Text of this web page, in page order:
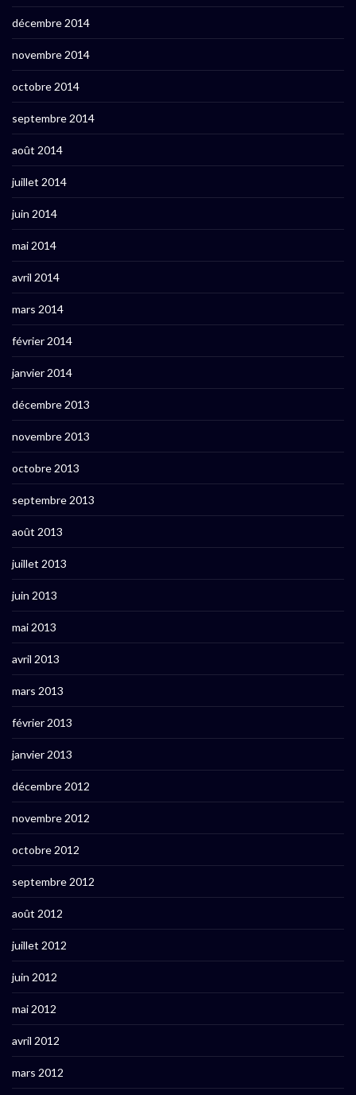
décembre 2014
novembre 2014
octobre 2014
septembre 2014
août 2014
juillet 2014
juin 2014
mai 2014
avril 2014
mars 2014
février 2014
janvier 2014
décembre 2013
novembre 2013
octobre 2013
septembre 2013
août 2013
juillet 2013
juin 2013
mai 2013
avril 2013
mars 2013
février 2013
janvier 2013
décembre 2012
novembre 2012
octobre 2012
septembre 2012
août 2012
juillet 2012
juin 2012
mai 2012
avril 2012
mars 2012